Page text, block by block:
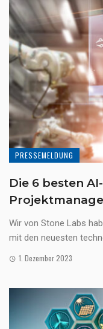
PRESSEMELDUNG
Die 6 besten
Wir von Stone Labs
mit den neuesten
1. Dezember 2023